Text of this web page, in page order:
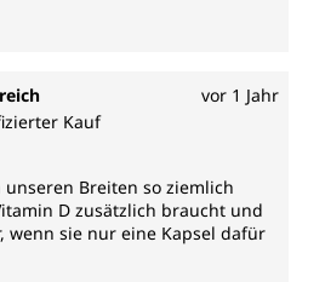
vor 1 Jahr
von 5 von 5 Sternen
Kauf
unseren Breiten so ziemlich
D zusätzlich braucht und
wenn sie nur eine Kapsel dafür